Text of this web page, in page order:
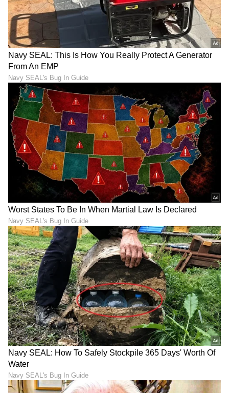
ಪಡೆಯುವುದು, ಹಣಕಾಸು ಆಯ್ಕೆಗಳನ್ನು ಹೋಲಿಸುವುದು
ಮತ್ತು ನಿಮ್ಮ ಬಜೆಟ್ ಅನ್ನು ತಿಳಿದುಕೊಳ್ಳುವ ಮೂಲಕ, ನೀವು
ಅನುಮೋದನೆ ಪ್ರಕ್ರಿಯೆಯನ್ನು ಸುಗಮಗೊಳಿಸಬಹುದು ಮತ್ತು
ನಿಮ್ಮ ಹೊಸ ಕಾರನ್ನು ವೇಗವಾಗಿ ಪಡೆಯಬಹುದು.
ನಿಮ್ಮ ಪ್ರಯಾಣವನ್ನು ಪ್ರಾರಂಭಿಸಲು ಸಿದ್ಧರಿದ್ದೀರಾ? ಸುಗಮ
ಮತ್ತು ತ್ವರಿತ ಹೊಸ ಕಾರು ಹಣಕಾಸು ಅನುಮೋದನೆ
ಪ್ರಕ್ರಿಯೆಯನ್ನು ಖಚಿತಪಡಿಸಿಕೊಳ್ಳಲು ಈ ಹಂತಗಳನ್ನು
ಅನುಸರಿಸಿ. ಇಷ್ಟು ಮಾಡಿದರೆ ನಿಮ್ಮ ಕನಸಿನ ಕಾರನ್ನು ನೀವು
ಯೋಚಿಸುವುದಕ್ಕಿಂತ ಬೇಗ ಅದನ್ನು ಚಾಲನೆ ಮಾಡುತ್ತೀರಿ.
ವೈಯಕ್ತೀಕರಿಸಿದ ಸಲಹೆ ಅಥವಾ ಹೊಸ ಕಾರಿನ ಫೈನಾನ್ಸ್
ಸುರಕ್ಷಿತಗೊಳಿಸಲು ಸಹಾಯಕ್ಕಾಗಿ, ಇಂದು ಹಣಕಾಸು
ಸಲಹೆಗಾರ ಅಥವಾ ಸಾಲ ತಜ್ಞರನ್ನು ಸಂಪರ್ಕಿಸಲು
ಹಿಂಜರಿಯಬೇಡಿ! ನಿಮ್ಮ ಹೊಸ ಕಾರು ಕಾಯುತ್ತಿದೆ-
ಪ್ರಕ್ರಿಯೆಯನ್ನು ಸಾಧ್ಯವಾದಷ್ಟು ತ್ವರಿತವಾಗಿ ಮತ್ತು ವಿವಾದ